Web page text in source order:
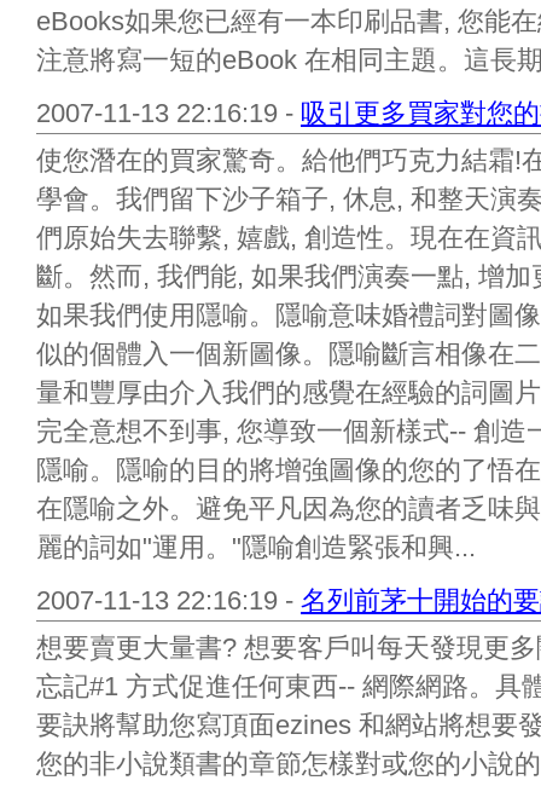
eBooks如果您已經有一本印刷品書, 您能
注意將寫一短的eBook 在相同主題。這長
2007-11-13 22:16:19 - 吸引更多買家對您
使您潛在的買家驚奇。給他們巧克力結霜!
學會。我們留下沙子箱子, 休息, 和整天演
們原始失去聯繫, 嬉戲, 創造性。現在在資
斷。然而, 我們能, 如果我們演奏一點, 增
如果我們使用隱喻。隱喻意味婚禮詞對圖
似的個體入一個新圖像。隱喻斷言相像在
量和豐厚由介入我們的感覺在經驗的詞圖
完全意想不到事, 您導致一個新樣式-- 創
隱喻。隱喻的目的將增強圖像的您的了悟
在隱喻之外。避免平凡因為您的讀者乏味
麗的詞如"運用。"隱喻創造緊張和興...
2007-11-13 22:16:19 - 名列前茅十開始的
想要賣更大量書? 想要客戶叫每天發現更
忘記#1 方式促進任何東西-- 網際網路。具
要訣將幫助您寫頂面ezines 和網站將想要
您的非小說類書的章節怎樣對或您的小說